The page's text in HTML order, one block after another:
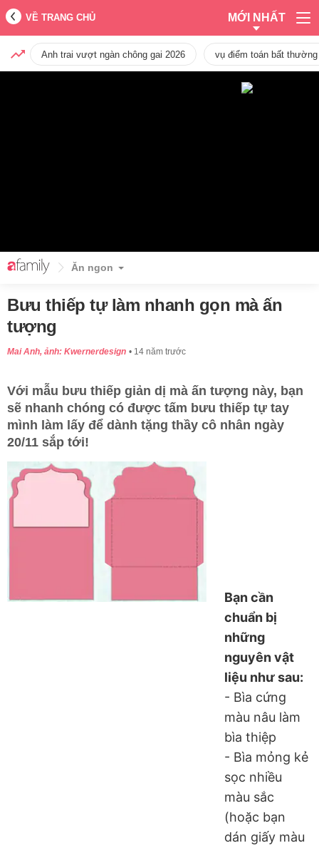
VỀ TRANG CHỦ MỚI NHẤT
Anh trai vượt ngàn chông gai 2026 vụ điểm toán bất
Ăn ngon
Bưu thiếp tự làm nhanh gọn mà ấn
tượng
Mai Anh, ảnh: Kwernerdesign 14 năm trước
Với mẫu bưu thiếp giản dị mà ấn tượng này, bạn
sẽ nhanh chóng có được tấm bưu thiếp tự tay
mình làm lấy để dành tặng thầy cô nhân ngày
20/11 sắp tới!
Bạn cần
chuẩn bị
những
nguyên vật
liệu như sau:
- Bìa cứng
màu nâu làm
bìa thiệp
- Bìa mỏng kẻ
sọc nhiều
màu sắc
(hoặc bạn
dán giấy màu